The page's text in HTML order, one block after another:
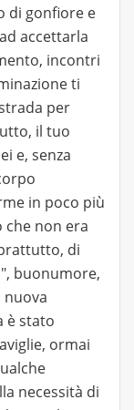
di gonfiore e
accettarla
incontri
ti
per
il tuo
e, senza
in poco più
che non era
di
buonumore,
nuova
è stato
ormai
necessità di